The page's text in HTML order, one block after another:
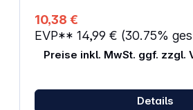
10,38 €
EVP** 14,99 € (30.75%
Preise inkl. MwSt. ggf. zzgl.
Details